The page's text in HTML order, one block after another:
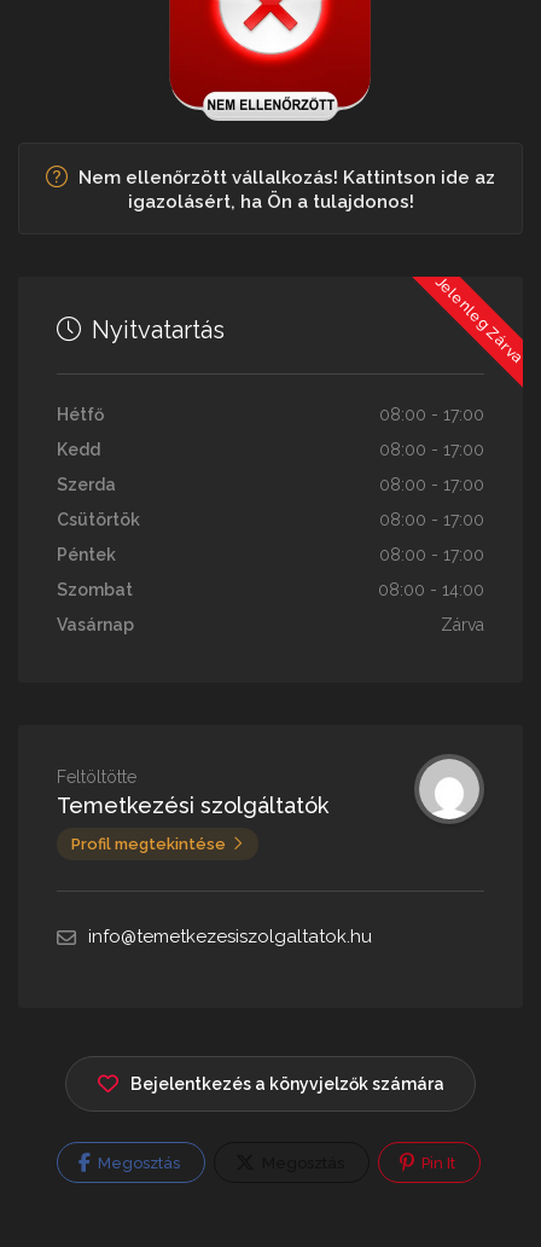
Nem ellenőrzött vállalkozás! Kattintson ide az
igazolásért, ha Ön a tulajdonos!
Jelenleg Zárva
Nyitvatartás
Hétfő
08:00 - 17:00
Kedd
08:00 - 17:00
Szerda
08:00 - 17:00
Csütörtök
08:00 - 17:00
Péntek
08:00 - 17:00
Szombat
08:00 - 14:00
Vasárnap
Zárva
Feltöltötte
Temetkezési szolgáltatók
Profil megtekintése
info@temetkezesiszolgaltatok.hu
Bejelentkezés a könyvjelzők számára
Megosztás Pin It